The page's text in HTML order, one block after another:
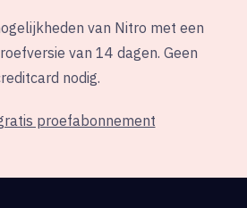
van Nitro met een
van 14 dagen. Geen
nodig.
proefabonnement